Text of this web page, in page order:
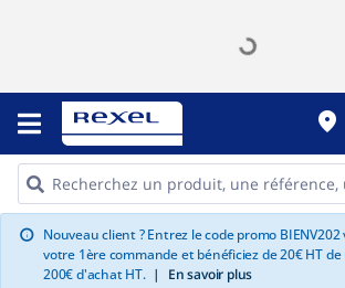
place
info Nouveau client ? Entrez le code promo
votre 1ère commande et bénéficiez de 20€ HT
200€ d'achat HT. | En savoir plus